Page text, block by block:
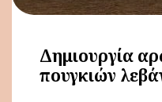
Δημιουργία
πουγκιών